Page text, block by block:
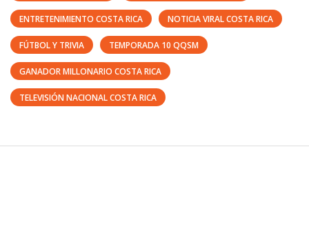
ENTRETENIMIENTO COSTA RICA NOTICIA VIRAL COSTA RICA
FÚTBOL Y TRIVIA TEMPORADA 10 QQSM
GANADOR MILLONARIO COSTA RICA
TELEVISIÓN NACIONAL COSTA RICA